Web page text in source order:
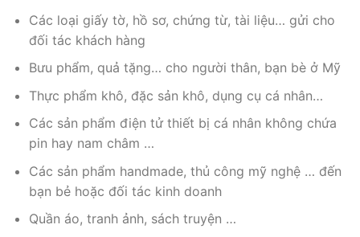
Các loại giấy tờ, hồ sơ, chứng từ, tài liệu… gửi cho
đối tác khách hàng
Bưu phẩm, quả tặng… cho người thân, bạn bè ở Mỹ
Thực phẩm khô, đặc sản khô, dụng cụ cá nhân…
Các sản phẩm điện tử thiết bị cá nhân không chứa
pin hay nam châm …
Các sản phẩm handmade, thủ công mỹ nghệ … đến
bạn bẻ hoặc đối tác kinh doanh
Quần áo, tranh ảnh, sách truyện …